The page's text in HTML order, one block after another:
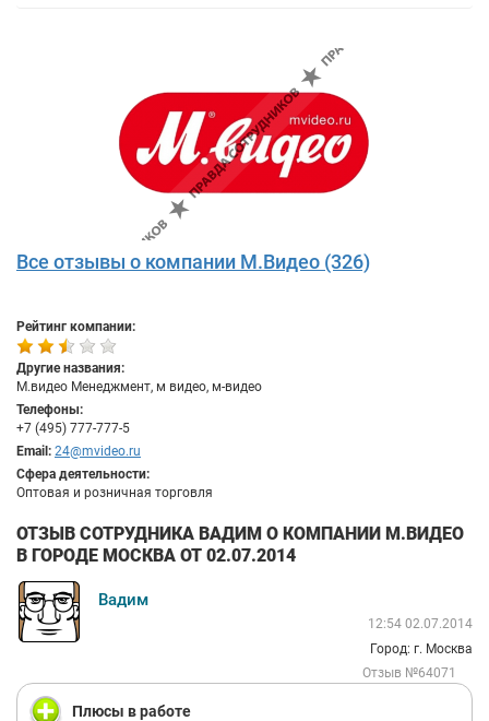
Все отзывы о компании М.Видео (326)
Рейтинг компании:
Другие названия:
М.видео Менеджмент, м видео, м-видео
Телефоны:
+7 (495) 777-777-5
Email: 24@mvideo.ru
Сфера деятельности:
Оптовая и розничная торговля
ОТЗЫВ СОТРУДНИКА ВАДИМ О КОМПАНИИ М.ВИДЕО
В ГОРОДЕ МОСКВА ОТ 02.07.2014
Вадим
12:54 02.07.2014
Город: г. Москва
Отзыв №64071
Плюсы в работе